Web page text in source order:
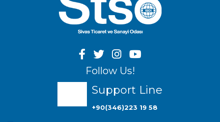
Follow Us!
Support Line
+90(346)223 19 58